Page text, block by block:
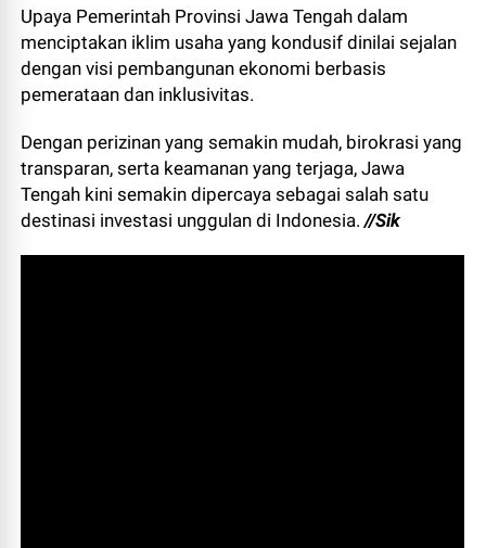
Upaya Pemerintah Provinsi Jawa Tengah dalam
menciptakan iklim usaha yang kondusif dinilai sejalan
dengan visi pembangunan ekonomi berbasis
pemerataan dan inklusivitas.
Dengan perizinan yang semakin mudah, birokrasi yang
transparan, serta keamanan yang terjaga, Jawa
Tengah kini semakin dipercaya sebagai salah satu
destinasi investasi unggulan di Indonesia. //Sik